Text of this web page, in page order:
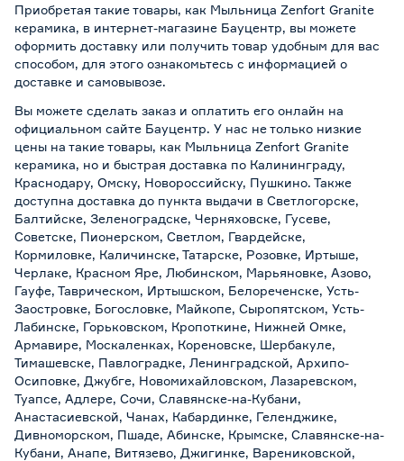
Приобретая такие товары, как Мыльница Zenfort Granite
керамика, в интернет-магазине Бауцентр, вы можете
оформить доставку или получить товар удобным для вас
способом, для этого ознакомьтесь с информацией о
доставке и самовывозе.
Вы можете сделать заказ и оплатить его онлайн на
официальном сайте Бауцентр. У нас не только низкие
цены на такие товары, как Мыльница Zenfort Granite
керамика, но и быстрая доставка по Калининграду,
Краснодару, Омску, Новороссийску, Пушкино. Также
доступна доставка до пункта выдачи в Светлогорске,
Балтийске, Зеленоградске, Черняховске, Гусеве,
Советске, Пионерском, Светлом, Гвардейске,
Кормиловке, Каличинске, Татарске, Розовке, Иртыше,
Черлаке, Красном Яре, Любинском, Марьяновке, Азово,
Гауфе, Таврическом, Иртышском, Белореченске, Усть-
Заостровке, Богословке, Майкопе, Сыропятском, Усть-
Лабинске, Горьковском, Кропоткине, Нижней Омке,
Армавире, Москаленках, Кореновске, Шербакуле,
Тимашевске, Павлоградке, Ленинградской, Архипо-
Осиповке, Джубге, Новомихайловском, Лазаревском,
Туапсе, Адлере, Сочи, Славянске-на-Кубани,
Анастасиевской, Чанах, Кабардинке, Геленджике,
Дивноморском, Пшаде, Абинске, Крымске, Славянске-на-
Кубани, Анапе, Витязево, Джигинке, Варениковской,